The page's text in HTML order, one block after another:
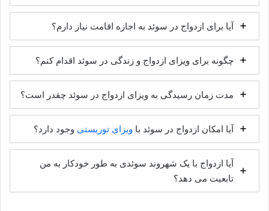
آیا برای ازدواج در سوئد به اجازه اقامت نیاز دارم؟
چگونه برای ویزای ازدواج و زندگی در سوئد اقدام کنم؟
مدت زمان رسیدگی به ویزای ازدواج در سوئد چقدر است؟
آیا امکان ازدواج در سوئد با ویزای توریستی وجود دارد؟
آیا ازدواج با یک شهروند سوئدی به طور خودکار به من
تابعیت می دهد؟